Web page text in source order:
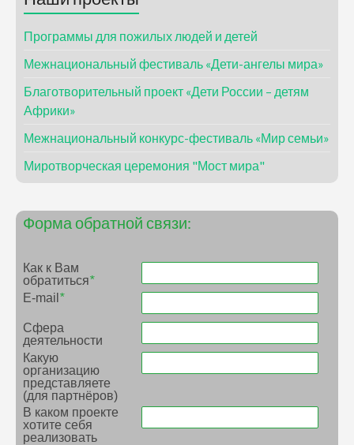
Программы для пожилых людей и детей
Межнациональный фестиваль «Дети-ангелы мира»
Благотворительный проект «Дети России – детям
Африки»
Межнациональный конкурс-фестиваль «Мир семьи»
Миротворческая церемония "Мост мира"
Форма обратной связи:
Как к Вам
обратиться*
E-mail *
Сфера
деятельности
Какую
организацию
представляете
(для партнёров)
В каком проекте
хотите себя
реализовать